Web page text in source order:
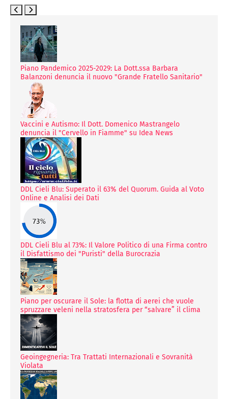
Piano Pandemico 2025-2029: La Dott.ssa Barbara
Balanzoni denuncia il nuovo "Grande Fratello Sanitario"
Vaccini e Autismo: Il Dott. Domenico Mastrangelo
denuncia il "Cervello in Fiamme" su Idea News
DDL Cieli Blu: Superato il 63% del Quorum. Guida al Voto
Online e Analisi dei Dati
DDL Cieli Blu al 73%: Il Valore Politico di una Firma contro
il Disfattismo dei "Puristi" della Burocrazia
Piano per oscurare il Sole: la flotta di aerei che vuole
spruzzare veleni nella stratosfera per “salvare” il clima
Geoingegneria: Tra Trattati Internazionali e Sovranità
Violata